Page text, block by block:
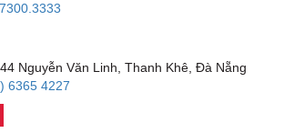
Nguyễn Văn Linh, Thanh Khê, Đà Nẵng
6365 4227